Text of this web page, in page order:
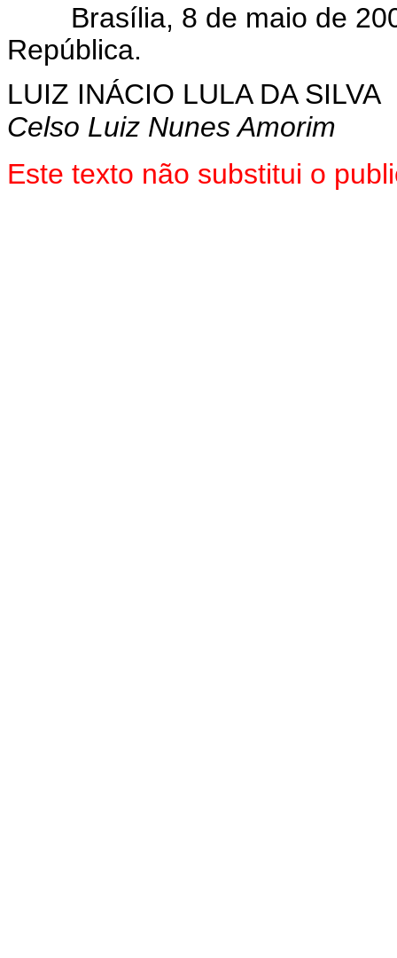
Brasília, 8 de maio de
República.
LUIZ INÁCIO LULA DA SILVA
Celso Luiz Nunes Amorim
Este texto não substitui o